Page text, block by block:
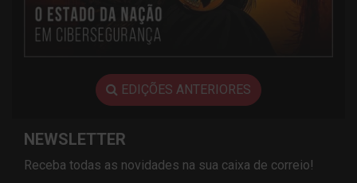
EDIÇÕES ANTERIORES
NEWSLETTER
Receba todas as novidades na sua caixa de correio!